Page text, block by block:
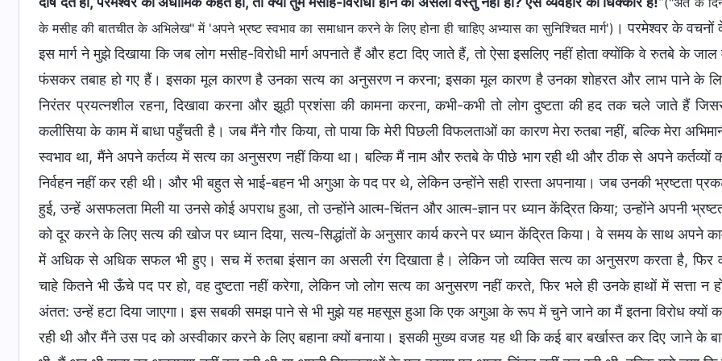
के मसीह की बातचीत के अभिलेख" में 'अपने भ्रष्ट स्वभाव का समाधान करने के लिए होना ही चाहिए अभ्यास का सुनिश्चित मार्ग') । परमेश्वर के वचनों
इस मार्ग ने मुझे दिखाया कि जब लोग मसीह-विरोधी मार्ग अपनाते हैं और हटा दिए जाते हैं, तो ऐसा इसलिए नहीं होता क्योंकि वे रुतबे के जाल
फंसकर तबाह हो गए हैं। इसका मूल कारण है उनका सत्य का अनुसरण न करना; इसका मूल कारण है उनका शोहरत और लाभ पाने के
निरंतर प्रयत्नशील रहना, दिखावा करना और झूठी प्रशंसा की कामना करना, कभी-कभी तो लोग दुष्टता की हद तक चले जाते हैं
कलीसिया के काम में बाधा पहुँचती है। जब मैंने गौर किया, तो पाया कि मेरी पिछली विफलताओं का कारण मेरा रुतबा नहीं, बल्कि मेरा
स्वभाव था, मैंने अपने कर्तव्य में सत्य का अनुसरण नहीं किया था। बल्कि मैं नाम और रुतबे के पीछे भाग रही थी और ठीक से अपने कर्तव्यों
निर्वहन नहीं कर रही थी। और भी बहुत से भाई-बहन भी अगुआ के पद पर थे, लेकिन उन्होंने सही रास्ता अपनाया। जब उनकी भ्रष्टता
हुई, उन्हें असफलता मिली या उनसे कोई अपराध हुआ, तो उन्होंने आत्म-चिंतन और आत्म-ज्ञान पर ध्यान केंद्रित किया; उन्होंने अपनी
को दूर करने के लिए सत्य की खोज पर ध्यान दिया, सत्य-सिद्धांतों के अनुसार कार्य करने पर ध्यान केंद्रित किया। वे समय के साथ अपने
में अधिक से अधिक सफल भी हुए। सच में रुतबा इंसान का असली रंग दिखाता है। लेकिन जो व्यक्ति सत्य का अनुसरण करता है, फिर
चाहे कितने भी ऊँचे पद पर हो, वह दुष्टता नहीं करेगा, लेकिन जो लोग सत्य का अनुसरण नहीं करते, फिर भले ही उनके हाथों में सत्ता न
अंतत: उन्हें हटा दिया जाएगा। इस सबकी समझ पाने से भी मुझे यह महसूस हुआ कि एक अगुआ के रूप में चुने जाने का मैं इतना विरोध क्यों
रही थी और मैंने उस पद को अस्वीकार करने के लिए बहाना क्यों बनाया। इसकी मुख्य वजह यह थी कि कई बार बर्खास्त कर दिए जाने के